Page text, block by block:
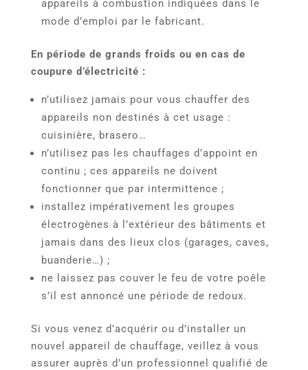
appareils à combustion indiquées dans le
mode d’emploi par le fabricant.
En période de grands froids ou en cas de
coupure d’électricité :
n’utilisez jamais pour vous chauffer des
appareils non destinés à cet usage :
cuisinière, brasero…
n’utilisez pas les chauffages d’appoint en
continu ; ces appareils ne doivent
fonctionner que par intermittence ;
installez impérativement les groupes
électrogènes à l’extérieur des bâtiments et
jamais dans des lieux clos (garages, caves,
buanderie…) ;
ne laissez pas couver le feu de votre poêle
s’il est annoncé une période de redoux.
Si vous venez d’acquérir ou d’installer un
nouvel appareil de chauffage, veillez à vous
assurer auprès d’un professionnel qualifié de